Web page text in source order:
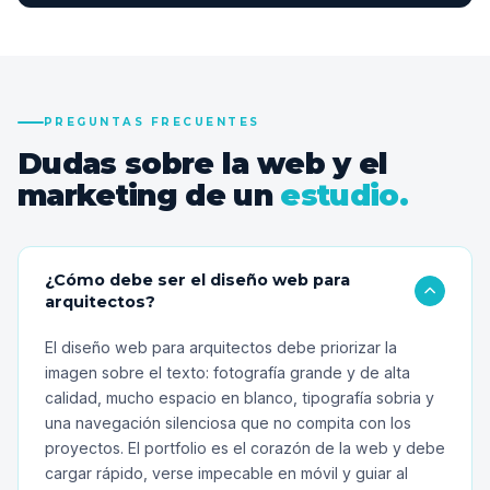
PREGUNTAS FRECUENTES
Dudas sobre la web y el
marketing de un estudio.
¿Cómo debe ser el diseño web para
arquitectos?
El diseño web para arquitectos debe priorizar la
imagen sobre el texto: fotografía grande y de alta
calidad, mucho espacio en blanco, tipografía sobria y
una navegación silenciosa que no compita con los
proyectos. El portfolio es el corazón de la web y debe
cargar rápido, verse impecable en móvil y guiar al